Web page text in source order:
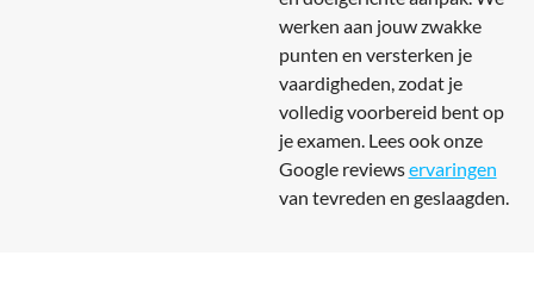
werken aan jouw zwakke
punten en versterken je
vaardigheden, zodat je
volledig voorbereid bent op
je examen. Lees ook onze
Google reviewservaringen
van tevreden en geslaagden.